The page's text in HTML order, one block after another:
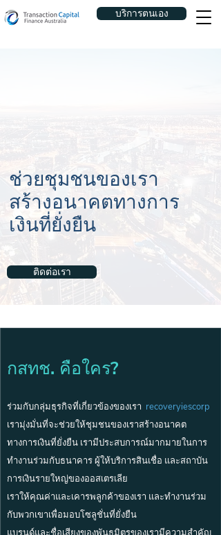
บริการตนเอง
กสทช. คือใคร?
ร่วมกับกลุ่มธุรกิจที่เกี่ยวข้องของเรา recoveryiescorp
เรามุ่งมั่นที่จะช่วยให้ชุมชนของเราสร้างอนาคต
ทางการเงินที่ยั่งยืน เรามีประสบการณ์มากมายในการ
ทำงานร่วมกับธนาคาร ผู้ให้บริการสินเชื่อ และสถาบัน
การเงินรายใหญ่ของออสเตรเลีย
เราให้คุณค่าและเคารพลูกค้าของเรา และทำงานร่วม
กับพวกเขาเพื่อมอบโซลูชั่นที่ยั่งยืน
ช่วยชุมชนของเรา
สร้างอนาคตทางการ
เงินที่ยั่งยืน
ติดต่อเรา